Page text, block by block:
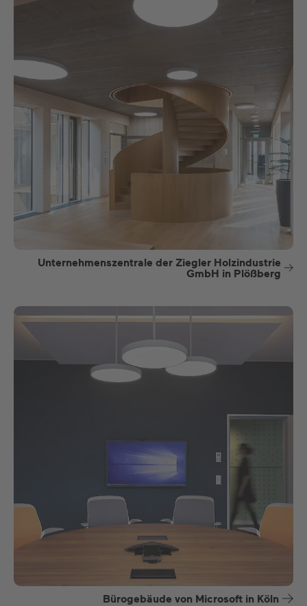
Unternehmenszentrale der Ziegler Holzindustrie
GmbH in Plößberg
Bürogebäude von Microsoft in Köln